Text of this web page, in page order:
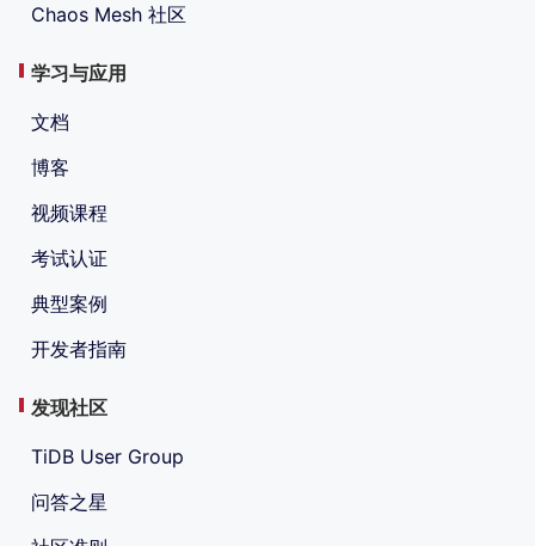
Chaos Mesh 社区
学习与应用
文档
博客
视频课程
考试认证
典型案例
开发者指南
发现社区
TiDB User Group
问答之星